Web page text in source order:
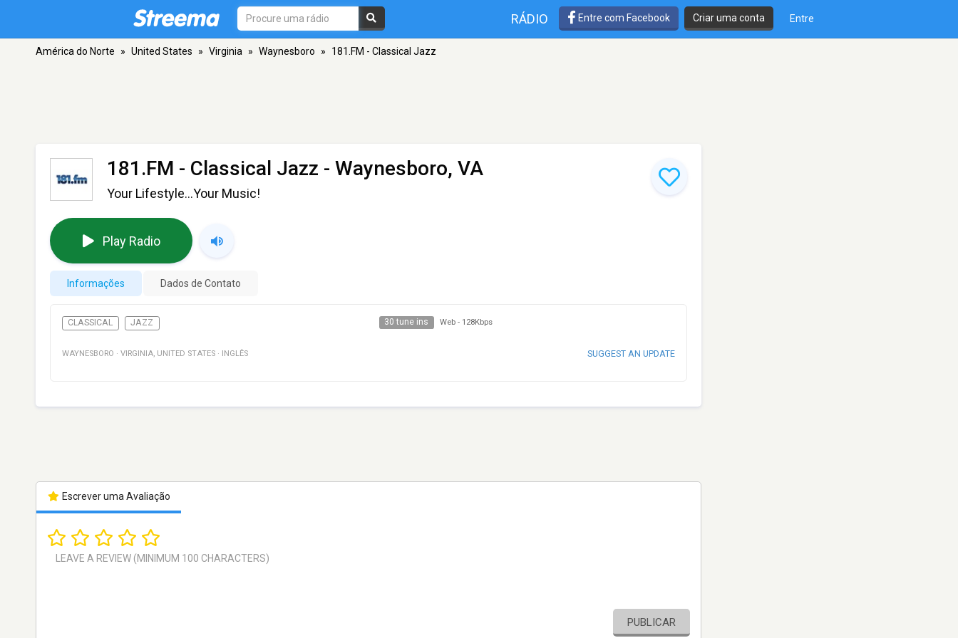
RÁDIO Entre com Facebook Criar uma conta Entre
América do Norte » United States » Virginia » Waynesboro » 181.FM - Classical Jazz
181.FM - Classical Jazz - Waynesboro, VA
Your Lifestyle...Your Music!
Play Radio
Informações Dados de Contato
CLASSICAL JAZZ 30 tune ins Web - 128Kbps
WAYNESBORO · VIRGINIA, UNITED STATES · INGLÊS SUGGEST AN UPDATE
Escrever uma Avaliação
PUBLICAR